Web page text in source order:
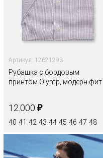
Артикул: 12621293
Рубашка с бордовым
принтом Olymp, модерн фит
12.000 ₽
40 41 42 43 44 45 46 47 48